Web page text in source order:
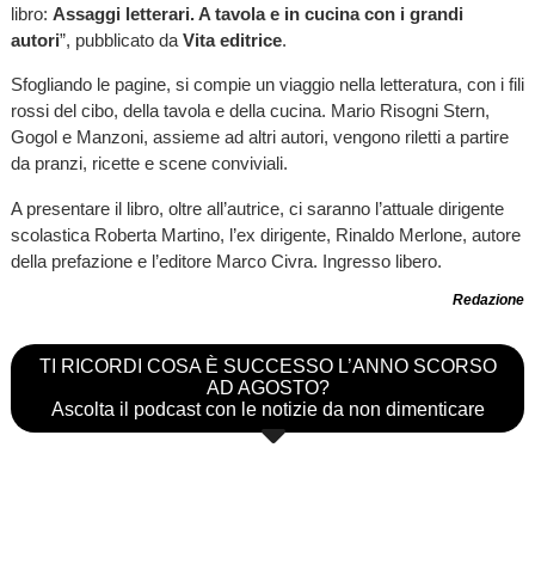
libro: Assaggi letterari. A tavola e in cucina con i grandi
autori”, pubblicato da Vita editrice.
Sfogliando le pagine, si compie un viaggio nella letteratura, con i fili
rossi del cibo, della tavola e della cucina. Mario Risogni Stern,
Gogol e Manzoni, assieme ad altri autori, vengono riletti a partire
da pranzi, ricette e scene conviviali.
A presentare il libro, oltre all’autrice, ci saranno l’attuale dirigente
scolastica Roberta Martino, l’ex dirigente, Rinaldo Merlone, autore
della prefazione e l’editore Marco Civra. Ingresso libero.
Redazione
TI RICORDI COSA È SUCCESSO L’ANNO SCORSO
AD AGOSTO?
Ascolta il podcast con le notizie da non dimenticare